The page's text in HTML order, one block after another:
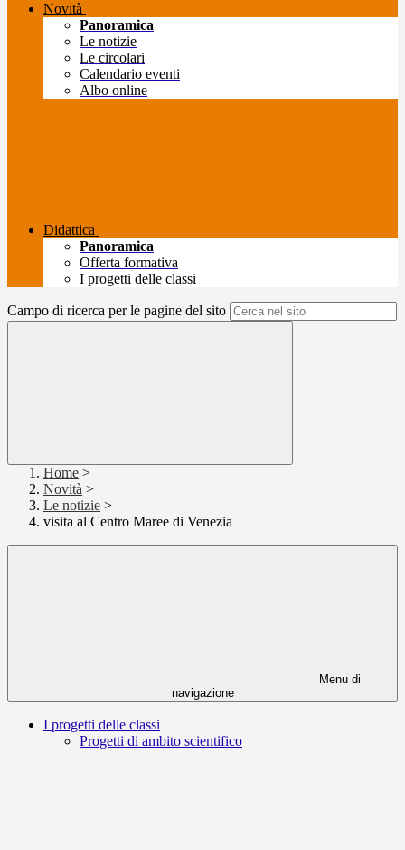
Novità
Panoramica
Le notizie
Le circolari
Calendario eventi
Albo online
Didattica
Panoramica
Offerta formativa
I progetti delle classi
Campo di ricerca per le pagine del sito
Home >
Novità >
Le notizie >
visita al Centro Maree di Venezia
Menu di
navigazione
I progetti delle classi
Progetti di ambito scientifico